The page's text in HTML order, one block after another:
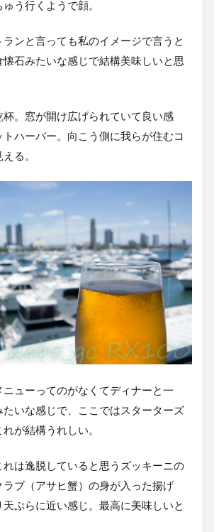
う行くようで顔。
ンと言っても私のイメージで言うと
石みたいな感じで結構美味しいと思
杯。窓が開け広げられていて良い感
トハーバー。向こう側に我らが住むコ
る。
ニューってのがなくてディナーと一
いな感じで、ここではスターターズ
が結構うれしい。
れは逸脱していると思うズッキーニの
ブ（アサヒ蟹）の身が入った揚げ
ぷらに近い感じ。最高に美味しいと